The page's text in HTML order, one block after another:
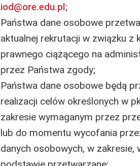
iod@ore.edu.pl;
Państwa dane osobowe
aktualnej rekrutacji w związku z
prawnego ciążącego na
przez Państwa zgody;
Państwa dane osobowe będą
realizacji celów określonych w
zakresie wymaganym przez
lub do momentu wycofania
danych osobowych, w zakresie,